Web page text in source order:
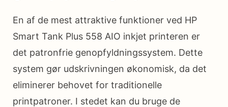
En af de mest attraktive funktioner ved HP
Smart Tank Plus 558 AIO inkjet printeren er
det patronfrie genopfyldningssystem. Dette
system gør udskrivningen økonomisk, da det
eliminerer behovet for traditionelle
printpatroner. I stedet kan du bruge de